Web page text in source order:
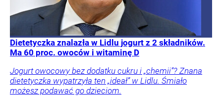
Dietetyczka znalazła w Lidlu jogurt z 2 składników.
Ma 60 proc. owoców i witaminę D
Jogurt owocowy bez dodatku cukru i „chemii”? Znana
dietetyczka wypatrzyła ten „ideał” w Lidlu. Śmiało
możesz podawać go dzieciom.